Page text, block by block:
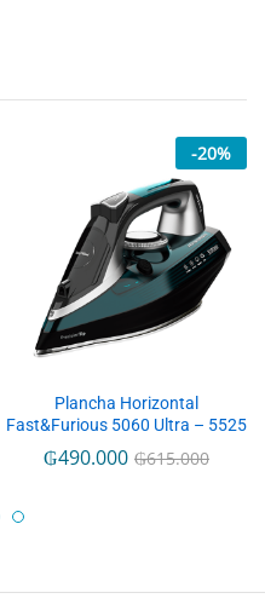
-20%
Plancha Horizontal
Fast&Furious 5060 Ultra – 5525
₲490.000 ₲615.000